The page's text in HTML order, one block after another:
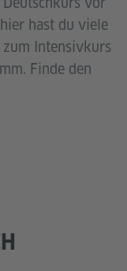
hast du viele
Intensivkurs
Finde den